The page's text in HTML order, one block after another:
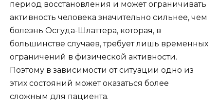
период восстановления и может ограничивать
активность человека значительно сильнее, чем
болезнь Осгуда-Шлаттера, которая, в
большинстве случаев, требует лишь временных
ограничений в физической активности.
Поэтому в зависимости от ситуации одно из
этих состояний может оказаться более
сложным для пациента.